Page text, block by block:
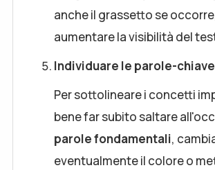
anche il grassetto se
aumentare la visibilità del
Individuare le parole-chiave
Per sottolineare i concetti
bene far subito saltare
parole fondamentali,
eventualmente il colore o